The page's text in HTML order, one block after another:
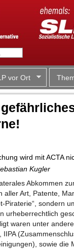
vor Ort
wird mit ACTA
Kugler
Abkommen
aller Art, Patente,
Piraterie“, sondern
urheberrechtlich
waren unter
IIPA
sowie die